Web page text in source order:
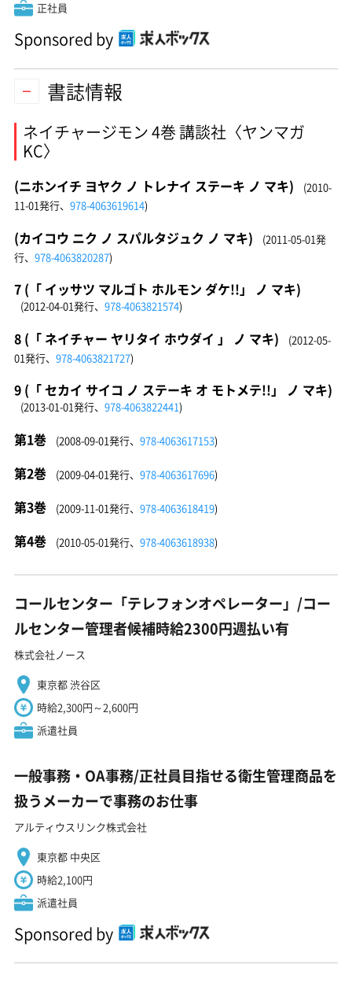
正社員
Sponsored by
書誌情報
ネイチャージモン 4巻 講談社〈ヤンマガ
KC〉
(ニホンイチ ヨヤク ノ トレナイ ステーキ ノ マキ)
(2010-
11-01発行、 978-4063619614)
(カイコウ ニク ノ スパルタジュク ノ マキ)
(2011-05-01発
行、 978-4063820287)
7 (「 イッサツ マルゴト ホルモン ダケ!!」 ノ マキ)
(2012-04-01発行、 978-4063821574)
8 (「 ネイチャー ヤリタイ ホウダイ 」 ノ マキ)
(2012-05-
01発行、 978-4063821727)
9 (「 セカイ サイコ ノ ステーキ オ モトメテ!!」 ノ マキ)
(2013-01-01発行、 978-4063822441)
第1巻 (2008-09-01発行、 978-4063617153)
第2巻 (2009-04-01発行、 978-4063617696)
第3巻 (2009-11-01発行、 978-4063618419)
第4巻 (2010-05-01発行、 978-4063618938)
コールセンター「テレフォンオペレーター」/コー
ルセンター管理者候補時給2300円週払い有
株式会社ノース
東京都 渋谷区
時給2,300円～2,600円
派遣社員
一般事務・OA事務/正社員目指せる衛生管理商品を
扱うメーカーで事務のお仕事
アルティウスリンク株式会社
東京都 中央区
時給2,100円
派遣社員
Sponsored by